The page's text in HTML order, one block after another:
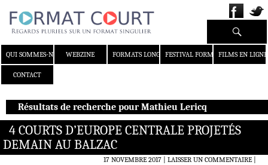
QUI SOMMES-NOUS ?WEBZINE FORMATS LONGS FESTIVAL FORMAT COURT
FILMS EN LIGNE
CONTACT
Recherche
Résultats de recherche pour Mathieu Lericq
4 COURTS D’EUROPE CENTRALE PROJETÉS
DEMAIN AU BALZAC
17 NOVEMBRE 2017 LAISSER UN COMMENTAIRE|